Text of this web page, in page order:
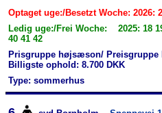
Optaget uge:/Besetzt Woche: 2026:
Ledig uge:/Frei Woche: 2025: 18
40 41 42
Prisgruppe højsæson/ Preisgruppe
Billigste ophold: 8.700 DKK
Type: sommerhus